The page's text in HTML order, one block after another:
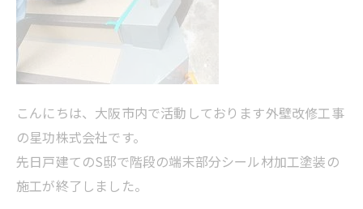
こんにちは、大阪市内で活動しております外壁改修工事
の星功株式会社です。
先日戸建てのS邸で階段の端末部分シール材加工塗装の
施工が終了しました。